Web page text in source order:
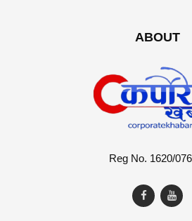
ABOUT
Reg No. 1620/